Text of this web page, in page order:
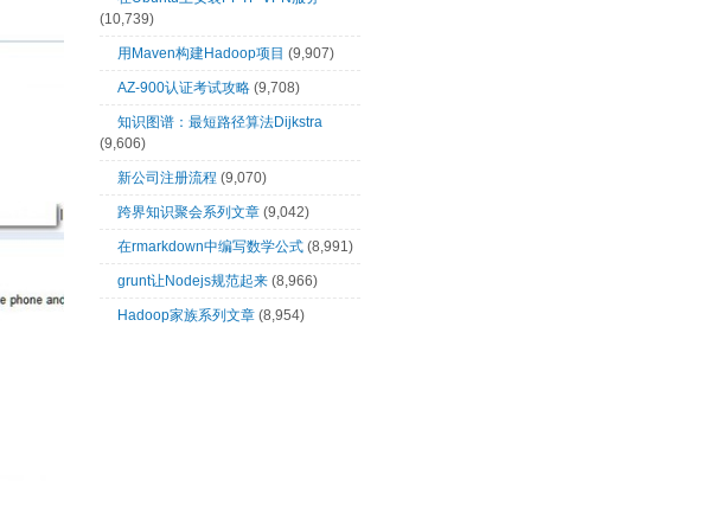
(10,739)
用Maven构建Hadoop项目 (9,907)
AZ-900认证考试攻略 (9,708)
知识图谱：最短路径算法Dijkstra
(9,606)
新公司注册流程 (9,070)
跨界知识聚会系列文章 (9,042)
在rmarkdown中编写数学公式 (8,991)
grunt让Nodejs规范起来 (8,966)
Hadoop家族系列文章 (8,954)